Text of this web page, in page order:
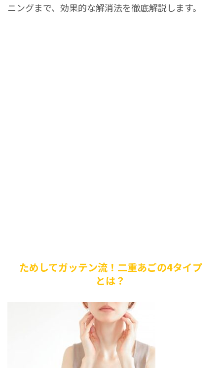
ニングまで、効果的な解消法を徹底解説します。
ためしてガッテン流！二重あごの4タイプ
とは？